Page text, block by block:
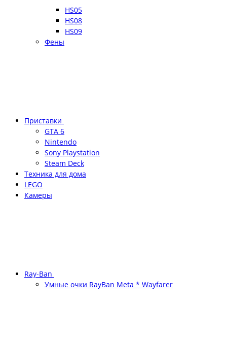
HS05
HS08
HS09
Фены
Приставки
GTA 6
Nintendo
Sony Playstation
Steam Deck
Техника для дома
LEGO
Камеры
Ray-Ban
Умные очки RayBan Meta * Wayfarer